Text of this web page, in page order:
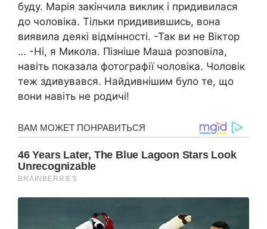
буду. Марія закінчила виклик і придивилася
до чоловіка. Тільки придивившись, вона
виявила деякі відмінності. -Так ви не Віктор
… -Ні, я Микола. Пізніше Маша розповіла,
навіть показала фотографії чоловіка. Чоловік
теж здивувався. Найдивнішим було те, що
вони навіть не родичі!